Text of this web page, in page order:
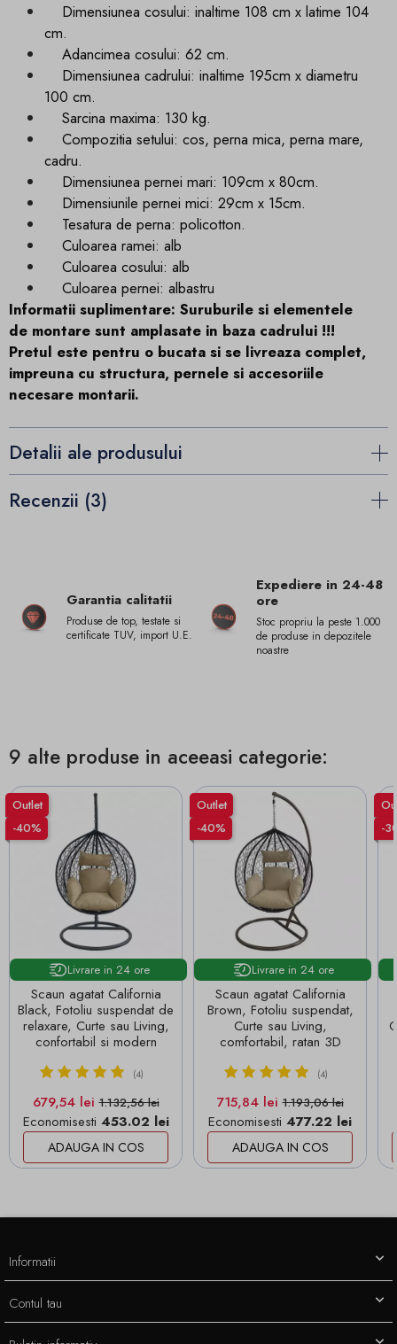
Dimensiunea cosului: inaltime 108 cm x latime 104
cm.
Adancimea cosului: 62 cm.
Dimensiunea cadrului: inaltime 195cm x diametru
100 cm.
Sarcina maxima: 130 kg.
Compozitia setului: cos, perna mica, perna mare,
cadru.
Dimensiunea pernei mari: 109cm x 80cm.
Dimensiunile pernei mici: 29cm x 15cm.
Tesatura de perna: policotton.
Culoarea ramei: alb
Culoarea cosului: alb
Culoarea pernei: albastru
Informatii suplimentare: Suruburile si elementele
de montare sunt amplasate in baza cadrului !!!
Pretul este pentru o bucata si se livreaza complet,
impreuna cu structura, pernele si accesoriile
necesare montarii.
Detalii ale produsului
Recenzii (3)
Garantia calitatii
Produse de top, testate si
certificate TUV, import U.E.
Expediere in 24-48
ore
Stoc propriu la peste 1.000
de produse in depozitele
noastre
9 alte produse in aceeasi categorie:
Outlet
-40%
Livrare in 24 ore
Scaun agatat California
Black, Fotoliu suspendat de
relaxare, Curte sau Living,
confortabil si modern
(4)
Pret
679,54 leiPret de baza
1.132,56 lei
Economisesti 453.02 lei
ADAUGA IN COS
Outlet
-40%
Livrare in 24 ore
Scaun agatat California
Brown, Fotoliu suspendat,
Curte sau Living,
comfortabil, ratan 3D
(4)
Pret
715,84 leiPret de baza
1.193,06 lei
Economisesti 477.22 lei
ADAUGA IN COS
-
Informatii
Contul tau